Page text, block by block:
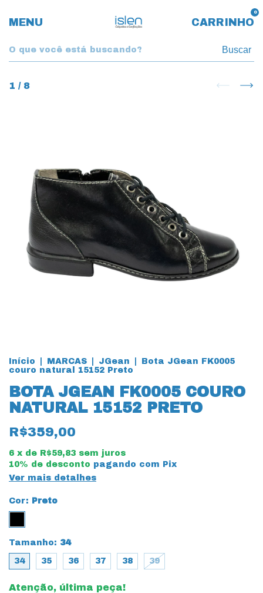
MENU CARRINHO
0
Buscar
1 / 8
Início MARCAS JGean
Bota JGean FK0005
couro natural 15152 Preto
BOTA JGEAN FK0005 COURO
NATURAL 15152 PRETO
R$359,00
6 x de R$59,83 sem juros
10% de desconto pagando com Pix
Ver mais detalhes
Cor: Preto
Tamanho: 34
34 35 36 37 38 39
Atenção, última peça!